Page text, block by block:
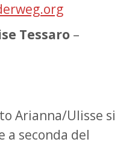
Tessaro –
Arianna/Ulisse si
a seconda del